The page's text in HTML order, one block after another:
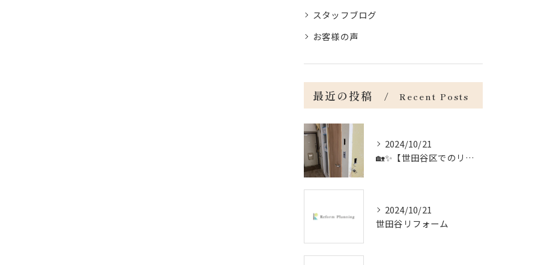
スタッフブログ
お客様の声
最近の投稿 Recent Posts
2024/10/21
🏡✨【世田谷区でのリフォームのお手伝い】✨🏡
2024/10/21
世田谷リフォーム